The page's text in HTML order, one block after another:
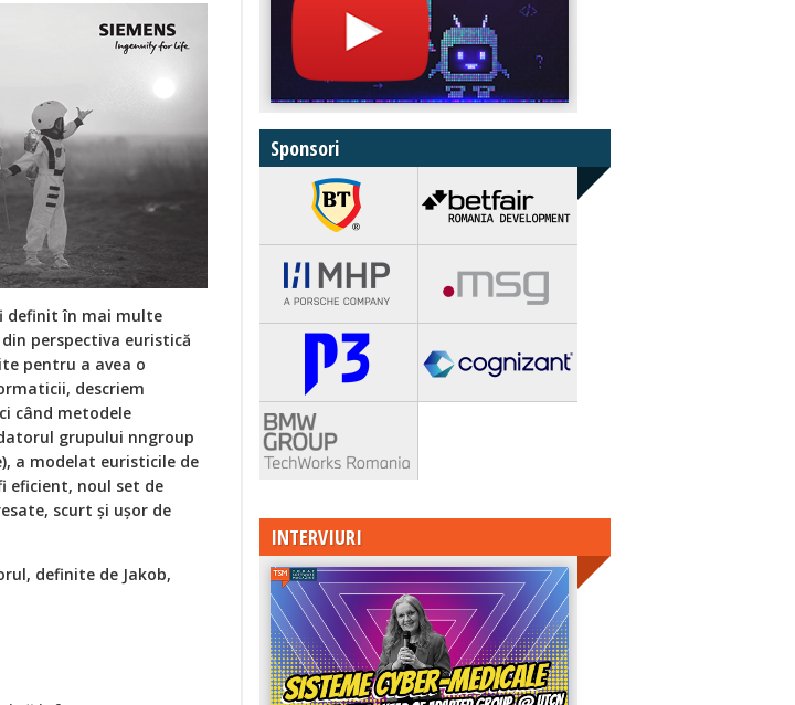
definit în mai multe
perspectiva euristică
pentru a avea o
descriem
când metodele
grupului nngroup
a modelat euristicile de
eficient, noul set de
scurt și ușor de
definite de Jakob,
Sponsori
INTERVIURI